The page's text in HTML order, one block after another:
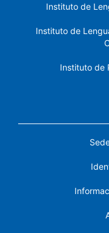
Instituto de
Instituto de
Instituto de